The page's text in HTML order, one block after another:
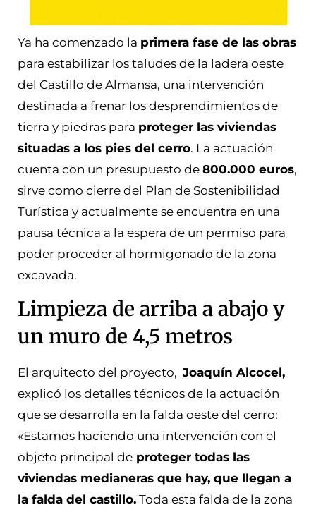
Ya ha comenzado la primera fase de las obras
para estabilizar los taludes de la ladera oeste
del Castillo de Almansa, una intervención
destinada a frenar los desprendimientos de
tierra y piedras para proteger las viviendas
situadas a los pies del cerro. La actuación
cuenta con un presupuesto de 800.000 euros,
sirve como cierre del Plan de Sostenibilidad
Turística y actualmente se encuentra en una
pausa técnica a la espera de un permiso para
poder proceder al hormigonado de la zona
excavada.
Limpieza de arriba a abajo y
un muro de 4,5 metros
El arquitecto del proyecto, Joaquín Alcocel,
explicó los detalles técnicos de la actuación
que se desarrolla en la falda oeste del cerro:
«Estamos haciendo una intervención con el
objeto principal de proteger todas las
viviendas medianeras que hay, que llegan a
la falda del castillo. Toda esta falda de la zona